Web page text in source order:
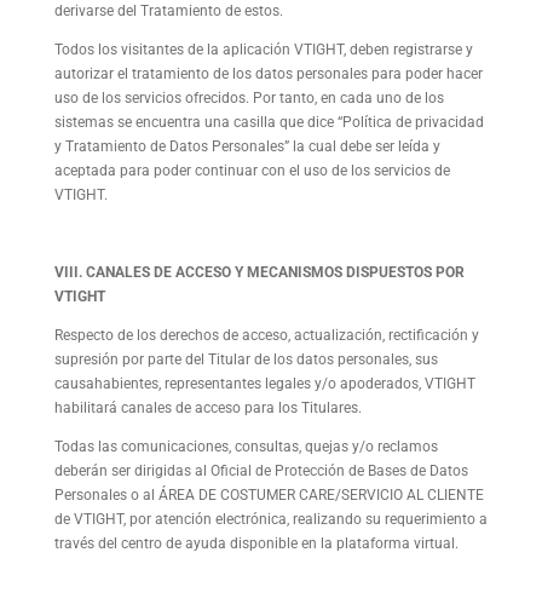
derivarse del Tratamiento de estos.
Todos los visitantes de la aplicación VTIGHT, deben registrarse y
autorizar el tratamiento de los datos personales para poder hacer
uso de los servicios ofrecidos. Por tanto, en cada uno de los
sistemas se encuentra una casilla que dice “Política de privacidad
y Tratamiento de Datos Personales” la cual debe ser leída y
aceptada para poder continuar con el uso de los servicios de
VTIGHT.
VIII. CANALES DE ACCESO Y MECANISMOS DISPUESTOS POR
VTIGHT
Respecto de los derechos de acceso, actualización, rectificación y
supresión por parte del Titular de los datos personales, sus
causahabientes, representantes legales y/o apoderados, VTIGHT
habilitará canales de acceso para los Titulares.
Todas las comunicaciones, consultas, quejas y/o reclamos
deberán ser dirigidas al Oficial de Protección de Bases de Datos
Personales o al ÁREA DE COSTUMER CARE/SERVICIO AL CLIENTE
de VTIGHT, por atención electrónica, realizando su requerimiento a
través del centro de ayuda disponible en la plataforma virtual.